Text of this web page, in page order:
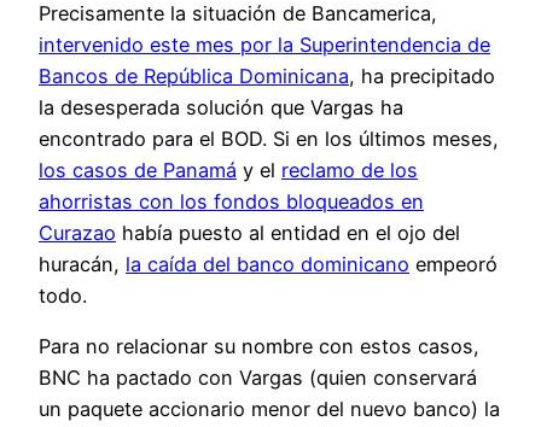
Precisamente la situación de Bancamerica,
intervenido este mes por la Superintendencia de
Bancos de República Dominicana, ha precipitado
la desesperada solución que Vargas ha
encontrado para el BOD. Si en los últimos meses,
los casos de Panamá y el reclamo de los
ahorristas con los fondos bloqueados en
Curazao había puesto al entidad en el ojo del
huracán, la caída del banco dominicano empeoró
todo.
Para no relacionar su nombre con estos casos,
BNC ha pactado con Vargas (quien conservará
un paquete accionario menor del nuevo banco) la